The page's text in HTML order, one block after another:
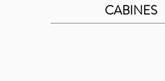
CABINES